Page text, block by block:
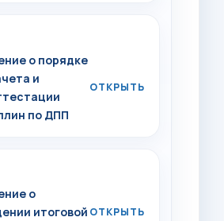
о порядке
и
по ДПП
о
итоговой